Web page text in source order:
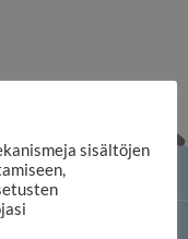
sisältöjen